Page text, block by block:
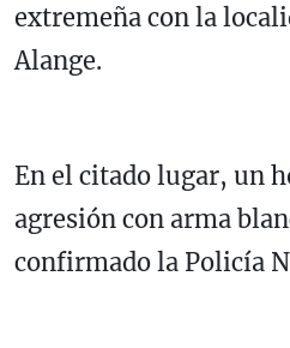
extremeña con la
Alange.
En el citado lugar, un
agresión con arma
confirmado la Policía